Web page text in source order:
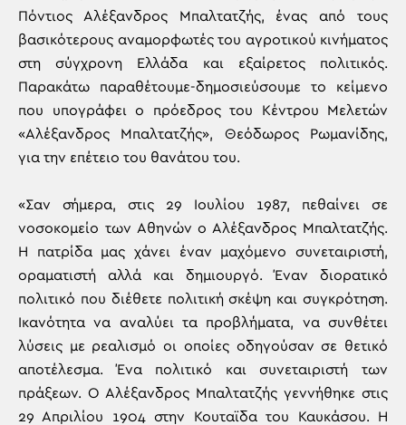
Πόντιος Αλέξανδρος Μπαλτατζής, ένας από τους
βασικότερους αναμορφωτές του αγροτικού κινήματος
στη σύγχρονη Ελλάδα και εξαίρετος πολιτικός.
Παρακάτω παραθέτουμε-δημοσιεύσουμε το κείμενο
που υπογράφει ο πρόεδρος του Κέντρου Μελετών
«Αλέξανδρος Μπαλτατζής», Θεόδωρος Ρωμανίδης,
για την επέτειο του θανάτου του.
«Σαν σήμερα, στις 29 Ιουλίου 1987, πεθαίνει σε
νοσοκομείο των Αθηνών ο Αλέξανδρος Μπαλτατζής.
Η πατρίδα μας χάνει έναν μαχόμενο συνεταιριστή,
οραματιστή αλλά και δημιουργό. Έναν διορατικό
πολιτικό που διέθετε πολιτική σκέψη και συγκρότηση.
Ικανότητα να αναλύει τα προβλήματα, να συνθέτει
λύσεις με ρεαλισμό οι οποίες οδηγούσαν σε θετικό
αποτέλεσμα. Ένα πολιτικό και συνεταιριστή των
πράξεων. Ο Αλέξανδρος Μπαλτατζής γεννήθηκε στις
29 Απριλίου 1904 στην Κουταϊδα του Καυκάσου. Η